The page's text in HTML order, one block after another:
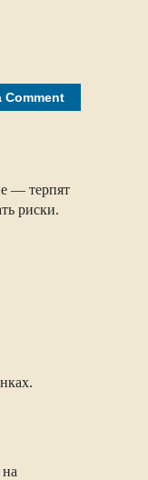
Comment
— терпят
риски.